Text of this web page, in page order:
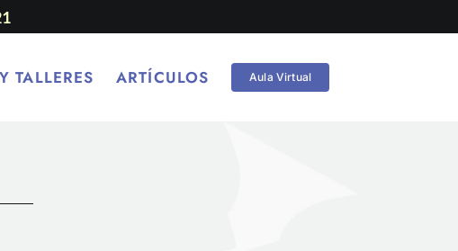
TALLERES ARTÍCULOS Aula Virtual